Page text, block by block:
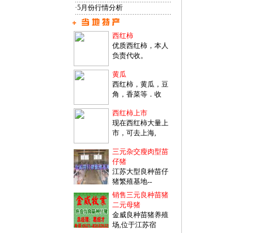
·5月份行情分析
西红柿
优质西红柿，本人
负责代收。
黄瓜
西红柿，黄瓜，豆
角，香菜等．收
西红柿上市
现在西红柿大量上
市，可去上海,
三元杂交瘦肉型苗
仔猪
江苏大型良种苗仔
猪繁殖基地--
销售三元良种苗猪
二元母猪
金威良种苗猪养殖
场,位于江苏宿